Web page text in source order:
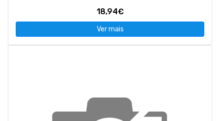
18,94€
Ver mais